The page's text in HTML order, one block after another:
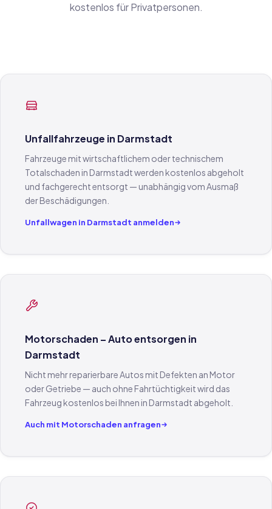
kostenlos für Privatpersonen.
Unfallfahrzeuge in Darmstadt
Fahrzeuge mit wirtschaftlichem oder technischem
Totalschaden in Darmstadt werden kostenlos abgeholt
und fachgerecht entsorgt — unabhängig vom Ausmaß
der Beschädigungen.
Unfallwagen in Darmstadt anmelden
Motorschaden – Auto entsorgen in
Darmstadt
Nicht mehr reparierbare Autos mit Defekten an Motor
oder Getriebe — auch ohne Fahrtüchtigkeit wird das
Fahrzeug kostenlos bei Ihnen in Darmstadt abgeholt.
Auch mit Motorschaden anfragen